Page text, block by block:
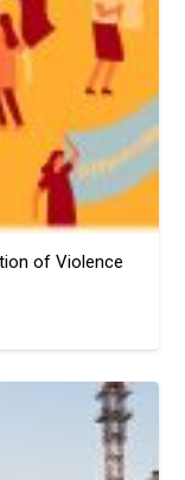
of Violence